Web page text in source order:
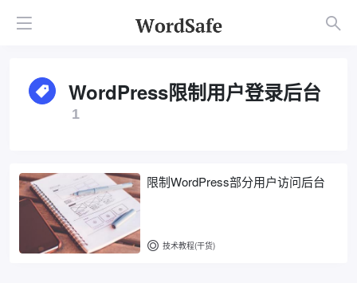
WordPress限制用户登录后台
1
限制WordPress部分用户访问后台
技术教程(干货)